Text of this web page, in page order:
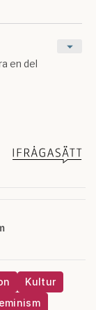
Kultur